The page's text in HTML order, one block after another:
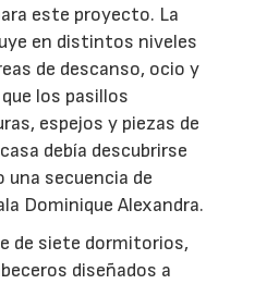
este proyecto. La
en distintos niveles
de descanso, ocio y
los pasillos
espejos y piezas de
debía descubrirse
una secuencia de
Dominique Alexandra.
de siete dormitorios,
diseñados a